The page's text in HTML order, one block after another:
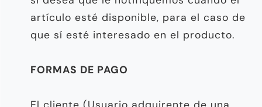
artículo esté disponible, para el caso de
que sí esté interesado en el producto.
FORMAS DE PAGO